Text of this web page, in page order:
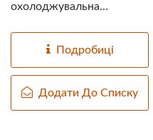
охолоджувальна
Подробиці
Додати До Списку